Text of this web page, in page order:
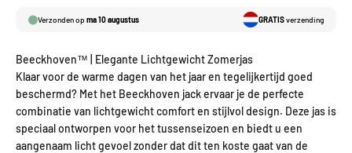
Verzonden op ma 10 augustus GRATISverzending
Beeckhoven™ | Elegante Lichtgewicht Zomerjas
Klaar voor de warme dagen van het jaar en tegelijkertijd goed
beschermd? Met het Beeckhoven jack ervaar je de perfecte
combinatie van lichtgewicht comfort en stijlvol design. Deze jas is
speciaal ontworpen voor het tussenseizoen en biedt u een
aangenaam licht gevoel zonder dat dit ten koste gaat van de